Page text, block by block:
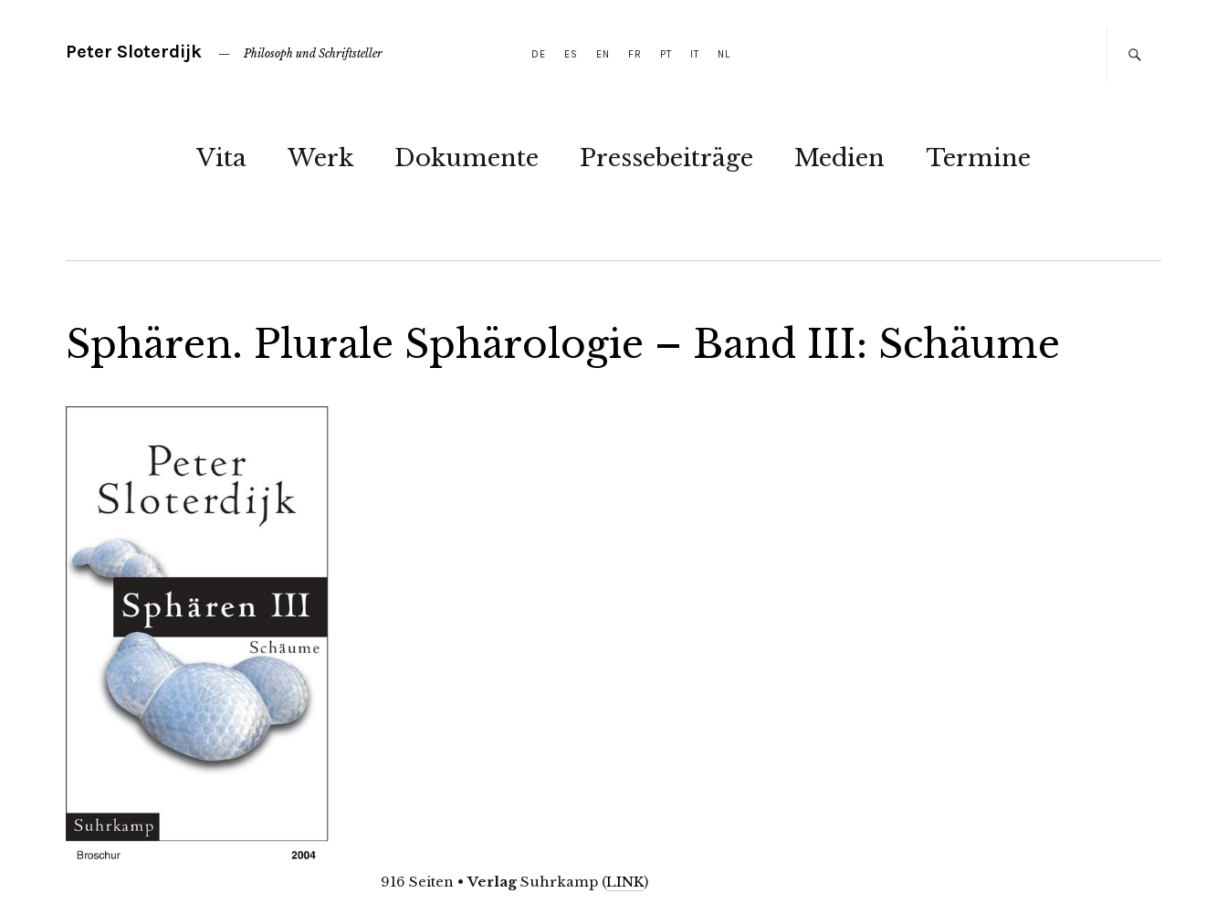
DE ES EN FR PT IT NL
Peter Sloterdijk Philosoph und Schriftsteller
Vita Werk Dokumente Pressebeiträge Medien Termine
Sphären. Plurale Sphärologie – Band III: Schäume
916 Seiten • Verlag Suhrkamp (LINK)